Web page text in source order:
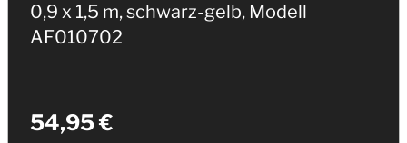
0,9 x 1,5 m, schwarz-gelb, Modell
AF010702
54,95 €